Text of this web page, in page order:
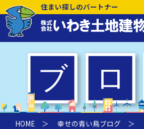
住まい探しのパートナー
HOME ＞ 幸せの青い鳥ブログ ＞